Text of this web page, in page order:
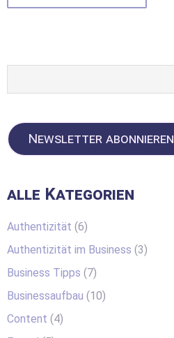
Newsletter abonnieren
alle Kategorien
Authentizität (6)
Authentizität im Business (3)
Business Tipps (7)
Businessaufbau (10)
Content (4)